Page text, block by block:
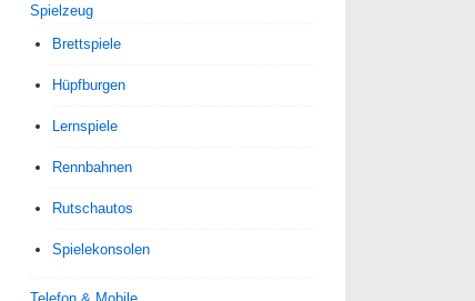
Spielzeug
Brettspiele
Hüpfburgen
Lernspiele
Rennbahnen
Rutschautos
Spielekonsolen